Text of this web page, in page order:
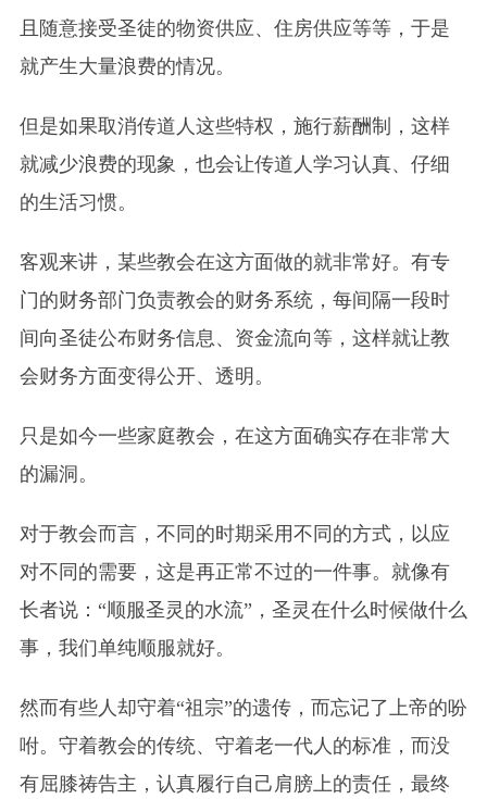
且随意接受圣徒的物资供应、住房供应等等，于是
就产生大量浪费的情况。
但是如果取消传道人这些特权，施行薪酬制，这样
就减少浪费的现象，也会让传道人学习认真、仔细
的生活习惯。
客观来讲，某些教会在这方面做的就非常好。有专
门的财务部门负责教会的财务系统，每间隔一段时
间向圣徒公布财务信息、资金流向等，这样就让教
会财务方面变得公开、透明。
只是如今一些家庭教会，在这方面确实存在非常大
的漏洞。
对于教会而言，不同的时期采用不同的方式，以应
对不同的需要，这是再正常不过的一件事。就像有
长者说：“顺服圣灵的水流”，圣灵在什么时候做什么
事，我们单纯顺服就好。
然而有些人却守着“祖宗”的遗传，而忘记了上帝的吩
咐。守着教会的传统、守着老一代人的标准，而没
有屈膝祷告主，认真履行自己肩膀上的责任，最终